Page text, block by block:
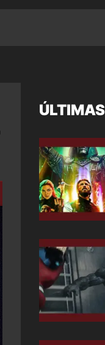
ÚLTIMAS